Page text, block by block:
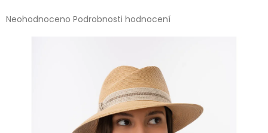
Průměrné
Neohodnoceno Podrobnosti hodnocení